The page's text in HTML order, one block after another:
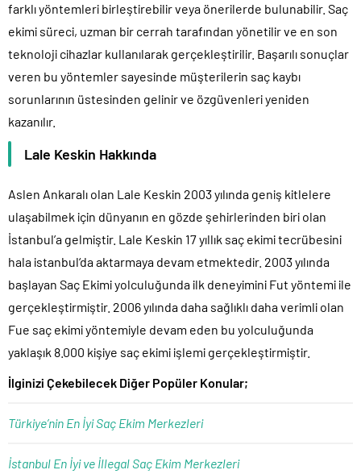
farklı yöntemleri birleştirebilir veya önerilerde bulunabilir. Saç
ekimi süreci, uzman bir cerrah tarafından yönetilir ve en son
teknoloji cihazlar kullanılarak gerçekleştirilir. Başarılı sonuçlar
veren bu yöntemler sayesinde müşterilerin saç kaybı
sorunlarının üstesinden gelinir ve özgüvenleri yeniden
kazanılır.
Lale Keskin Hakkında
Aslen Ankaralı olan Lale Keskin 2003 yılında geniş kitlelere
ulaşabilmek için dünyanın en gözde şehirlerinden biri olan
İstanbul’a gelmiştir. Lale Keskin 17 yıllık saç ekimi tecrübesini
hala istanbul‘da aktarmaya devam etmektedir. 2003 yılında
başlayan Saç Ekimi yolculuğunda ilk deneyimini Fut yöntemi ile
gerçekleştirmiştir. 2006 yılında daha sağlıklı daha verimli olan
Fue saç ekimi yöntemiyle devam eden bu yolculuğunda
yaklaşık 8.000 kişiye saç ekimi işlemi gerçekleştirmiştir.
İlginizi Çekebilecek Diğer Popüler Konular;
Türkiye’nin En İyi Saç Ekim Merkezleri
İstanbul En İyi ve İllegal Saç Ekim Merkezleri